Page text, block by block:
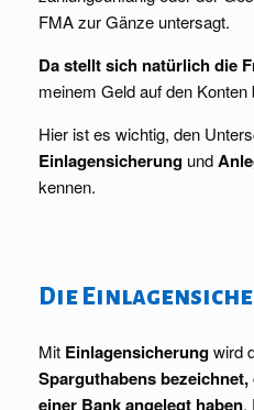
FMA zur Gänze untersagt.
Da stellt sich natürlich die
meinem Geld auf den
Hier ist es wichtig, den
Einlagensicherung und
kennen.
Die
Mit Einlagensicherungwird
Sparguthabens
einer Bank angelegt haben.